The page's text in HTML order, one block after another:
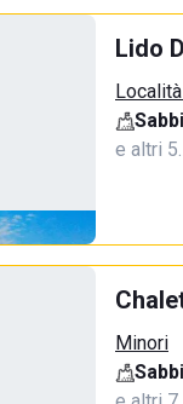
Lido
e altri
Minori